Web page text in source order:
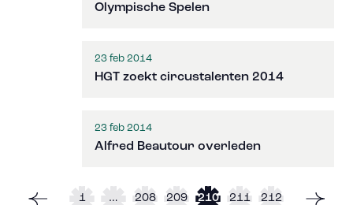
Olympische Spelen
23 feb 2014
HGT zoekt circustalenten 2014
23 feb 2014
Alfred Beautour overleden
1 … 208 209 210 211 212